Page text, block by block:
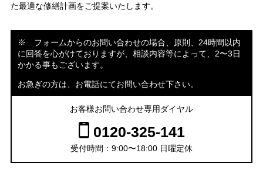
た最適な修繕計画をご提案いたします。
※ フォームからのお問い合わせの場合、原則、24時間以内
に回答を心がけておりますが、相談内容等によって、2〜3日
かかる事もございます。
お急ぎの方は、お電話にてお問い合わせ下さい。
お客様お問い合わせ専用ダイヤル
0120-325-141
受付時間：9:00〜18:00 日曜定休